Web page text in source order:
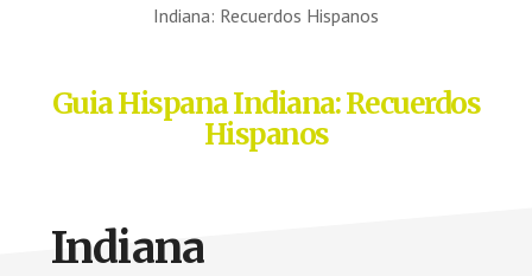
Indiana: Recuerdos Hispanos
Guia Hispana Indiana: Recuerdos
Hispanos
Indiana